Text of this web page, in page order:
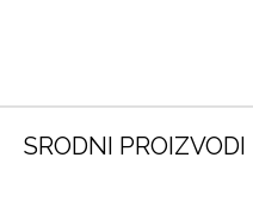
SRODNI PROIZVODI